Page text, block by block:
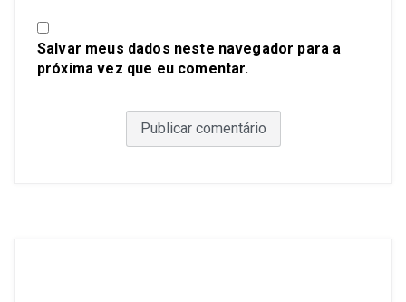
Salvar meus dados neste navegador para a
próxima vez que eu comentar.